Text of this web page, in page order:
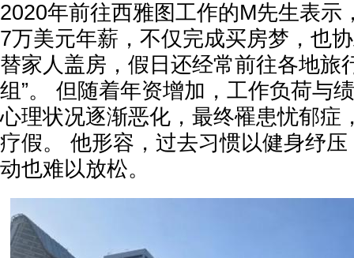
2020年前往西雅图工作的M先生表示
7万美元年薪，不仅完成买房梦，也
替家人盖房，假日还经常前往各地旅
组”。 但随着年资增加，工作负荷与
心理状况逐渐恶化，最终罹患忧郁症
疗假。 他形容，过去习惯以健身纾
动也难以放松。